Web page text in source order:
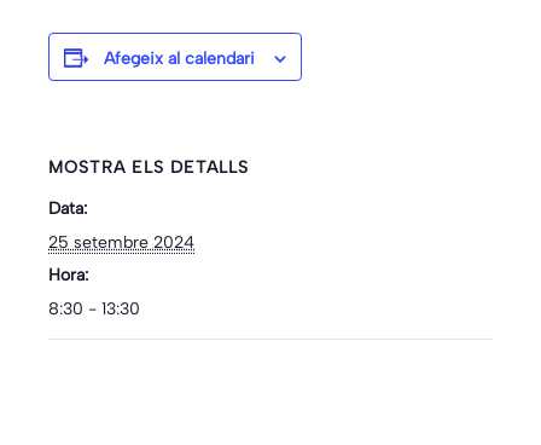
Afegeix al calendari
MOSTRA ELS DETALLS
Data:
25 setembre 2024
Hora:
8:30 - 13:30